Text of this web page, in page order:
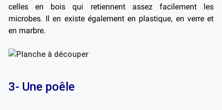
celles en bois qui retiennent assez facilement les
microbes. Il en existe également en plastique, en verre et
en marbre.
3- Une poêle